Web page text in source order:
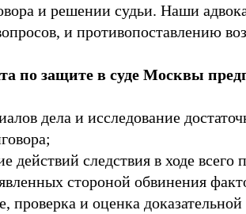
и решении судьи. Наши
и противопоставлению
по защите в суде Москвы
дела и исследование
действий следствия в ходе всего
стороной обвинения
проверка и оценка